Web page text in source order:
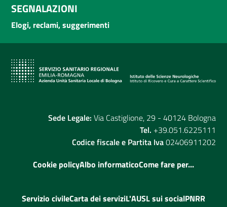
SEGNALAZIONI
Elogi, reclami, suggerimenti
Sede Legale: Via Castiglione, 29 - 40124 Bologna
Tel. +39.051.6225111
Codice fiscale e Partita Iva02406911202
Cookie policyAlbo informaticoCome fare per...
Servizio civileCarta dei serviziL'AUSL sui socialPNRR